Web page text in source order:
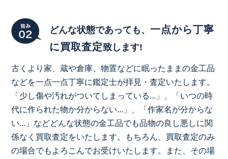
どんな状態であっても、 一点から丁寧
に買取査定致します!
古くより家、蔵や倉庫、物置などに眠ったままの金工品
などを一点一点丁寧に鑑定士が拝見・査定いたします。
「少し傷や汚れがついてしまっている...」、「いつの時
代に作られた物か分からない...」、「作家名が分からな
い...」などどんな状態の金工品でも品物の良し悪しに関
係なく買取査定をいたします。もちろん、買取査定のみ
の場合でもよろこんでお受けいたします。また、その場